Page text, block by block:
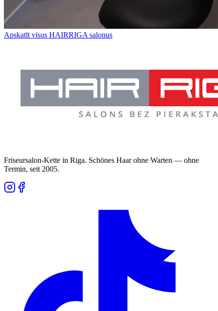
Apskatīt visus HAIRRIGA salonus
Friseursalon-Kette in Riga. Schönes Haar ohne Warten — ohne
Termin, seit 2005.